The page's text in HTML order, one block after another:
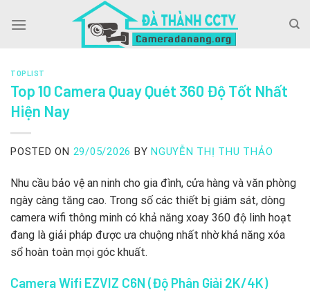
TOPLIST
Top 10 Camera Quay Quét 360 Độ Tốt Nhất
Hiện Nay
POSTED ON 29/05/2026 BY NGUYỄN THỊ THU THẢO
Nhu cầu bảo vệ an ninh cho gia đình, cửa hàng và văn phòng
ngày càng tăng cao. Trong số các thiết bị giám sát, dòng
camera wifi thông minh có khả năng xoay 360 độ linh hoạt
đang là giải pháp được ưa chuộng nhất nhờ khả năng xóa
sổ hoàn toàn mọi góc khuất.
Camera Wifi EZVIZ C6N (Độ Phân Giải 2K/4K)